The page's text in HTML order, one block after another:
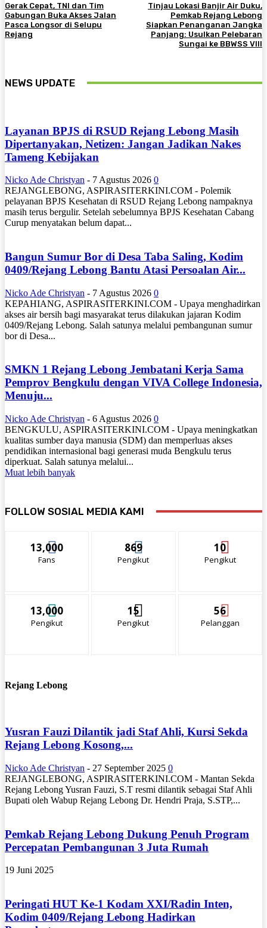
Gerak Cepat, TNI dan Tim
Gabungan Buka Akses Jalan
Pasca Longsor di Selupu
Rejang
Tinjau Lokasi Banjir Air Duku,
Pemkab Rejang Lebong
Siapkan Penanganan Jangka
Panjang: Usulkan Pelebaran
Sungai ke BBWSS VIII
NEWS UPDATE
Layanan BPJS di RSUD Rejang Lebong Masih
Dipertanyakan, Netizen: Jangan Jadikan Nakes
Tameng Kebijakan
Nicko Ade Christyan - 7 Agustus 2026 0
REJANGLEBONG, ASPIRASITERKINI.COM - Polemik
pelayanan BPJS Kesehatan di RSUD Rejang Lebong nampaknya
masih terus bergulir. Setelah sebelumnya BPJS Kesehatan Cabang
Curup menyatakan belum dapat...
Bangun Sumur Bor di Desa Taba Saling, Kodim
0409/Rejang Lebong Bantu Atasi Persoalan Air...
Nicko Ade Christyan - 7 Agustus 2026 0
KEPAHIANG, ASPIRASITERKINI.COM - Upaya menghadirkan
akses air bersih bagi masyarakat terus dilakukan jajaran Kodim
0409/Rejang Lebong. Salah satunya melalui pembangunan sumur
bor di Desa...
SMKN 1 Rejang Lebong Jembatani Kerja Sama
Pemprov Bengkulu dengan VIVA College Indonesia,
Menuju...
Nicko Ade Christyan - 6 Agustus 2026 0
BENGKULU, ASPIRASITERKINI.COM - Upaya meningkatkan
kualitas sumber daya manusia (SDM) dan memperluas akses
pendidikan internasional bagi generasi muda Bengkulu terus
diperkuat. Salah satunya melalui...
Muat lebih banyak
FOLLOW SOSIAL MEDIA KAMI
13,000
Fans
869
Pengikut
10
Pengikut
13,000
Pengikut
15
Pengikut
56
Pelanggan
Rejang Lebong
Yusran Fauzi Dilantik jadi Staf Ahli, Kursi Sekda
Rejang Lebong Kosong,...
Nicko Ade Christyan - 27 September 2025 0
REJANGLEBONG, ASPIRASITERKINI.COM - Mantan Sekda
Rejang Lebong Yusran Fauzi, S.T resmi dilantik sebagai Staf Ahli
Bupati oleh Wabup Rejang Lebong Dr. Hendri Praja, S.STP,...
Pemkab Rejang Lebong Dukung Penuh Program
Percepatan Pembangunan 3 Juta Rumah
19 Juni 2025
Peringati HUT Ke-1 Kodam XXI/Radin Inten,
Kodim 0409/Rejang Lebong Hadirkan